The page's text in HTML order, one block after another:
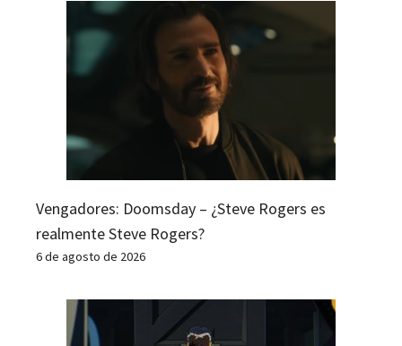
Vengadores: Doomsday – ¿Steve Rogers es
realmente Steve Rogers?
6 de agosto de 2026